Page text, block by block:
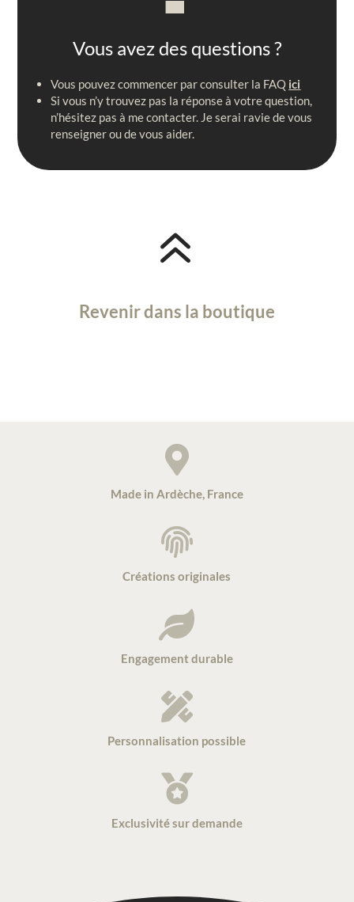
Vous avez des questions ?
Vous pouvez commencer par consulter la FAQ ici
Si vous n’y trouvez pas la réponse à votre question,
n’hésitez pas à me contacter. Je serai ravie de vous
renseigner ou de vous aider.
6
Revenir dans la boutique

Made in Ardèche, France

Créations originales

Engagement durable

Personnalisation possible

Exclusivité sur demande